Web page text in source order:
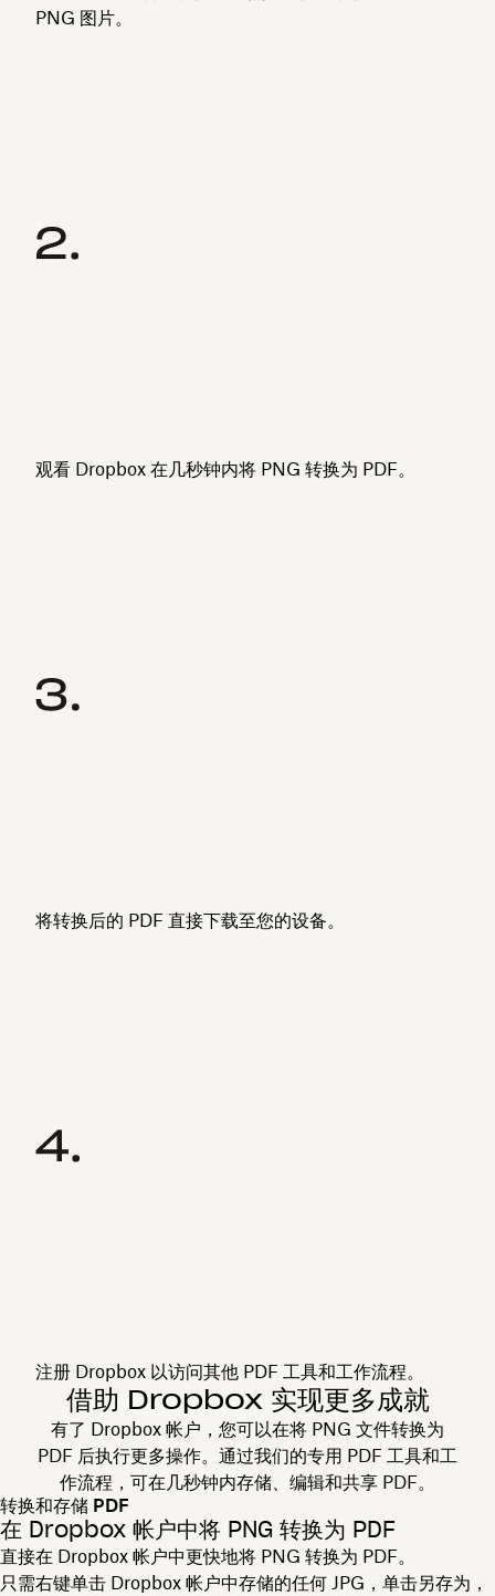
PNG 图片。
观看 Dropbox 在几秒钟内将 PNG 转换为 PDF。
将转换后的 PDF 直接下载至您的设备。
注册 Dropbox 以访问其他 PDF 工具和工作流程。
借助 Dropbox 实现更多成就
有了 Dropbox 帐户，您可以在将 PNG 文件转换为
PDF 后执行更多操作。通过我们的专用 PDF 工具和工
作流程，可在几秒钟内存储、编辑和共享 PDF。
转换和存储 PDF
在 Dropbox 帐户中将 PNG 转换为 PDF
直接在 Dropbox 帐户中更快地将 PNG 转换为 PDF。
只需右键单击 Dropbox 帐户中存储的任何 JPG，单击另存为 ，